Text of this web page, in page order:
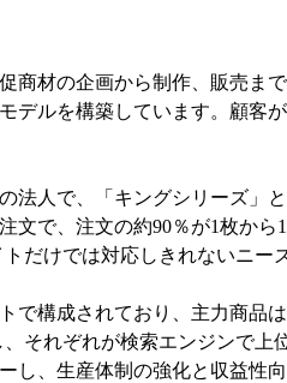
商材の企画から制作、販売
デルを構築しています。顧
法人で、「キングシリーズ」
文で、注文の約90％が1枚か
だけでは対応しきれないニー
で構成されており、主力商
それぞれが検索エンジンで
し、生産体制の強化と収益性